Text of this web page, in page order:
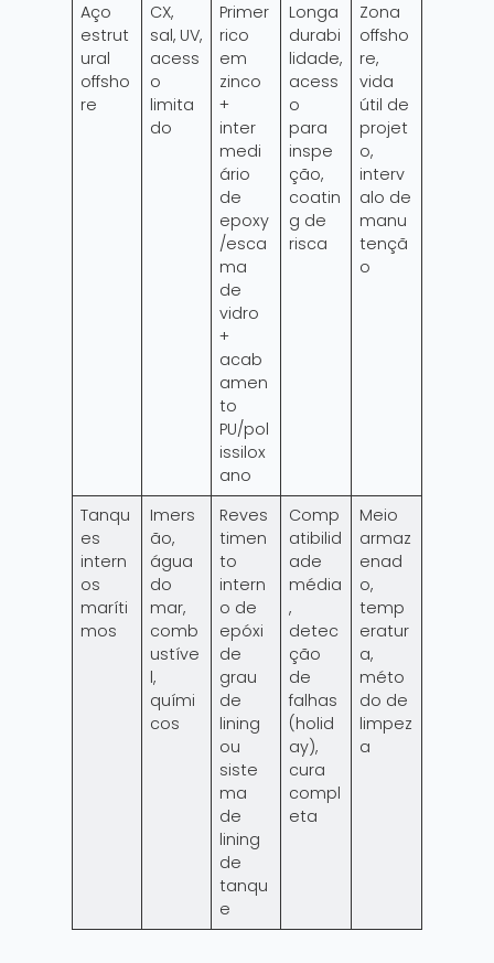
Aço
estrut
ural
offsho
re
CX,
sal, UV,
acess
o
limita
do
Primer
rico
em
zinco
+
inter
medi
ário
de
epoxy
/esca
ma
de
vidro
+
acab
amen
to
PU/pol
issilox
ano
Longa
durabi
lidade,
acess
o
para
inspe
ção,
coatin
g de
risca
Zona
offsho
re,
vida
útil de
projet
o,
interv
alo de
manu
tençã
o
Tanqu
es
intern
os
maríti
mos
Imers
ão,
água
do
mar,
comb
ustíve
l,
quími
cos
Reves
timen
to
intern
o de
epóxi
de
grau
de
lining
ou
siste
ma
de
lining
de
tanqu
e
Comp
atibilid
ade
média
,
detec
ção
de
falhas
(holid
ay),
cura
compl
eta
Meio
armaz
enad
o,
temp
eratur
a,
méto
do de
limpez
a